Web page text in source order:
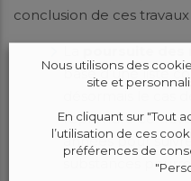
conclusion de ces travaux
base d’une liste
reprendre ce
années pour
substances
Nous utilisons des
site et
En cliquant sur "Tout
l’utilisation de ces
préférences de